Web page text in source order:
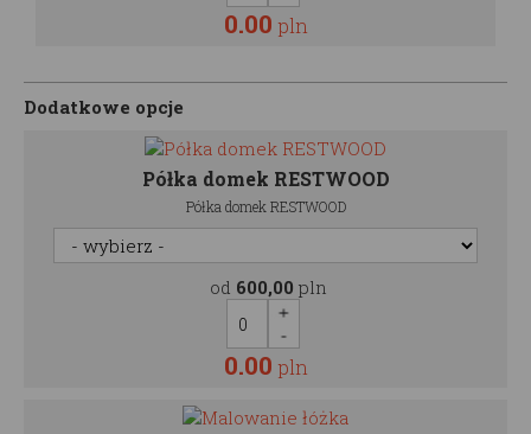
0.00 pln
Dodatkowe opcje
Półka domek RESTWOOD
Półka domek RESTWOOD
od 600,00 pln
0.00 pln